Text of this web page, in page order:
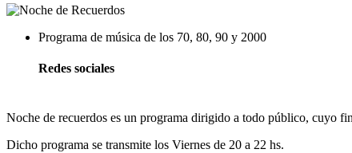
Programa de música de los 70, 80, 90 y 2000
Redes sociales
Noche de recuerdos es un programa dirigido a todo público, cuyo
Dicho programa se transmite los Viernes de 20 a 22 hs.